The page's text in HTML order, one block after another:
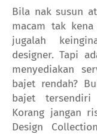
Bila nak susun
macam tak
jugalah
designer. Tapi
menyediakan
bajet rendah?
bajet tersendiri
Korang jangan
Design